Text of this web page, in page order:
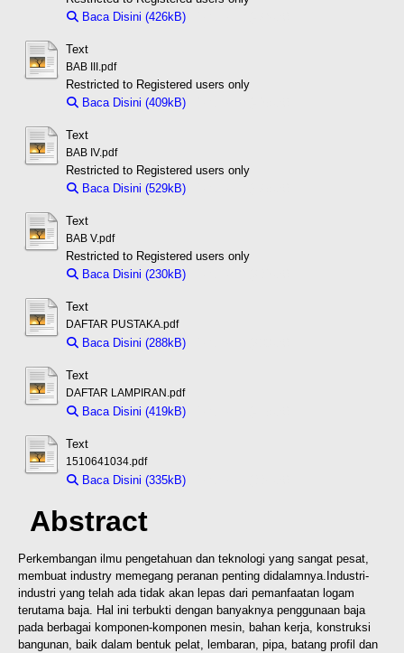
Baca Disini (426kB)
Text
BAB III.pdf
Restricted to Registered users only
Baca Disini (409kB)
Text
BAB IV.pdf
Restricted to Registered users only
Baca Disini (529kB)
Text
BAB V.pdf
Restricted to Registered users only
Baca Disini (230kB)
Text
DAFTAR PUSTAKA.pdf
Baca Disini (288kB)
Text
DAFTAR LAMPIRAN.pdf
Baca Disini (419kB)
Text
1510641034.pdf
Baca Disini (335kB)
Abstract
Perkembangan ilmu pengetahuan dan teknologi yang sangat pesat,
membuat industry memegang peranan penting didalamnya.Industri-
industri yang telah ada tidak akan lepas dari pemanfaatan logam
terutama baja. Hal ini terbukti dengan banyaknya penggunaan baja
pada berbagai komponen-komponen mesin, bahan kerja, konstruksi
bangunan, baik dalam bentuk pelat, lembaran, pipa, batang profil dan